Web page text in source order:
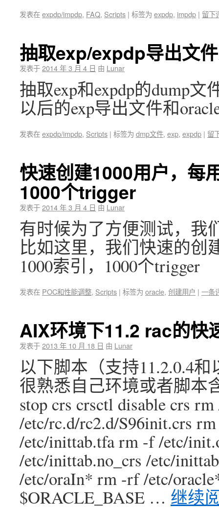
发表在expdp/impdp, FAQ, Scripts | 标签为 expdp, impdp | 留下
抽取exp/expdp导出文
发表于2014 年 3 月 4 日 由 Lunar
抽取exp和expdp的dump
以后的exp导出文件和
发表在expdp/impdp, Scripts | 标签为 dmp文件, exp, expdp | 留
快速创建1000用户，每
1000个trigger
发表于2014 年 3 月 4 日 由 Lunar
有时候为了方便测试，我
比如这里，我们快速的创
1000索引，1000个trigger
发表在 POC和性能调整, Scripts | 标签为 oracle, 创建用户 | 一条
AIX环境下11.2 rac的快
发表于2013 年 10 月 18 日 由 Lunar
以下脚本（支持11.2.0.4
很熟悉自己环境或者脚本
stop crs crsctl disable crs
/etc/rc.d/rc2.d/S96init.crs
/etc/inittab.tfa rm -f /etc/
/etc/inittab.no_crs /etc/
/etc/oraIn* rm -rf /etc/
$ORACLE_BASE … 继续